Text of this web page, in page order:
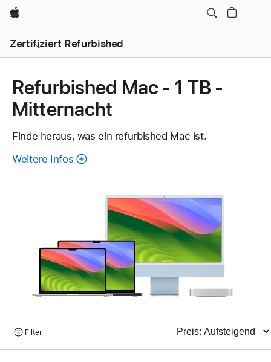
Apple
Zertifiziert Refurbished
Refurbished Mac - 1 TB -
Mitternacht
Finde heraus, was ein refurbished Mac ist.
Weitere Infos
Produkte
suchen
Filter